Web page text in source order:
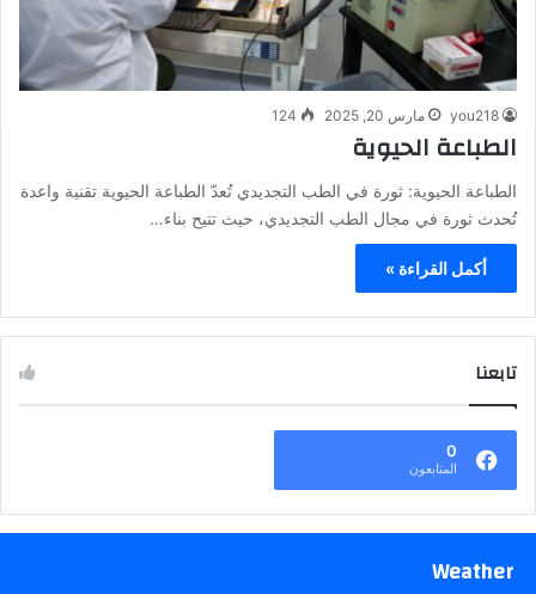
you218 مارس 20, 2025 124
الطباعة الحيوية
الطباعة الحيوية: ثورة في الطب التجديدي تُعدّ الطباعة الحيوية تقنية واعدة
تُحدث ثورة في مجال الطب التجديدي، حيث تتيح بناء…
أكمل القراءة »
تابعنا
0
المتابعون
Weather